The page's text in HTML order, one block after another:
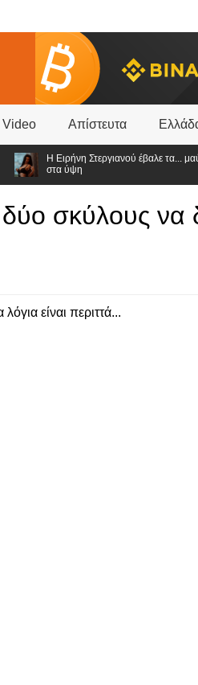
Video Απίστευτα
Η Ειρήνη Στεργιανού έβαλε τα... μαύρα
στα ύψη
δύο σκύλους να
λόγια είναι περιττά...